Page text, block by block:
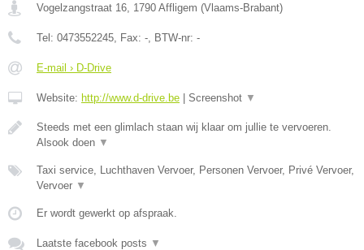
Vogelzangstraat 16 1790 Affligem (Vlaams-Brabant)
Tel: 0473552245 , Fax: - , BTW-nr: -
E-mail › D-Drive
Website: http://www.d-drive.be Screenshot ▼
Steeds met een glimlach staan wij klaar om jullie te vervoeren.
Alsook doen ▼
Taxi service, Luchthaven Vervoer, Personen Vervoer, Privé Vervoer,
Vervoer ▼
Er wordt gewerkt op afspraak.
Laatste facebook posts ▼